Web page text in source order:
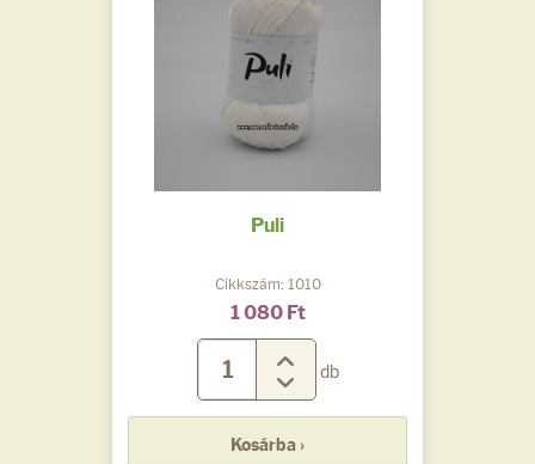
Puli
Cikkszám: 1010
1 080 Ft
db
Kosárba ›